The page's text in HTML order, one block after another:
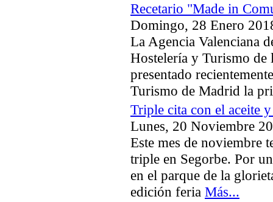
Recetario "Made in
Domingo, 28 Enero
La Agencia Valenciana
Hostelería y Turismo de
presentado
Turismo de Madrid la
Triple cita con el aceite
Lunes, 20 Noviembre
Este mes de noviembre
triple en Segorbe. Por
en el parque de la
edición feria Más...